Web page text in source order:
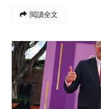
閲讀全文